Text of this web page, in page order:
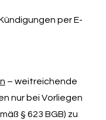
per E-
– weitreichende
nur bei Vorliegen
§ 623 BGB) zu